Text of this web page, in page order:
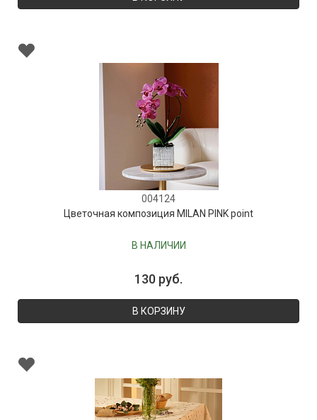
004124
Цветочная композиция MILAN PINK point
В НАЛИЧИИ
130 руб.
В КОРЗИНУ